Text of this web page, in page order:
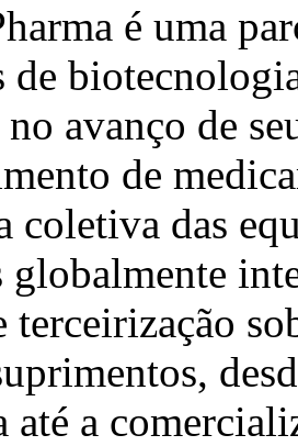
é uma
de
avanço de
de
coletiva das
globalmente
terceirização
até a